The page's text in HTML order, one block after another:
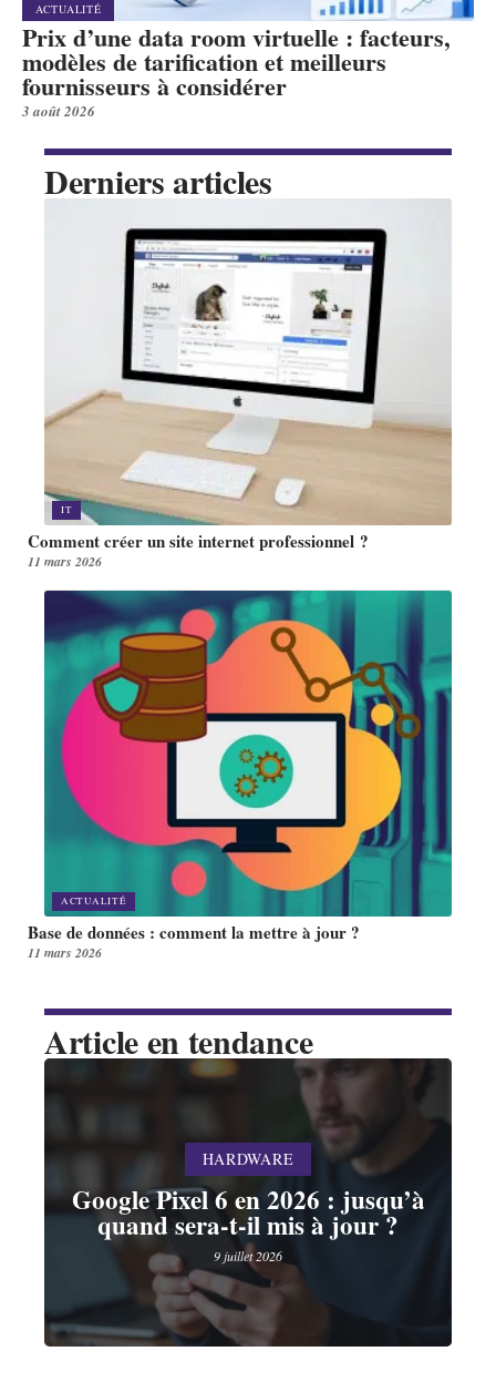
ACTUALITÉ
Prix d’une data room virtuelle : facteurs,
modèles de tarification et meilleurs
fournisseurs à considérer
3 août 2026
Derniers articles
IT
Comment créer un site internet professionnel ?
11 mars 2026
ACTUALITÉ
Base de données : comment la mettre à jour ?
11 mars 2026
Article en tendance
HARDWARE
Google Pixel 6 en 2026 : jusqu’à
quand sera-t-il mis à jour ?
9 juillet 2026